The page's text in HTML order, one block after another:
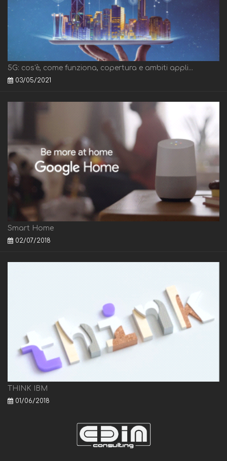
5G: cos'è, come funziona, copertura e ambiti appli...
03/05/2021
Smart Home
02/07/2018
THINK IBM
01/06/2018